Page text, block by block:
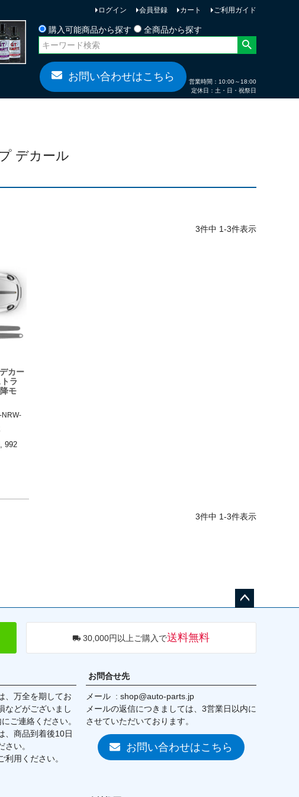
ログイン 会員登録 カート
ご利用ガイド
購入可能商品から探す
全商品から探す
お問い合わせはこちら
営業時間：10:00～18:00
定休日：土・日・祝祭日
デカール
3件中 1-3件表示
カー
ラ
モ
NRW-
992
3件中 1-3件表示
へ
30,000円以上ご購入で送料無料
、万全を期してお
などがございまし
ご連絡ください。
、商品到着後10日
い。
利用ください。
お問合せ先
メール
shop@auto-parts.jp
メールの返信につきましては、3営業日以内に
させていただいております。
お問い合わせはこちら